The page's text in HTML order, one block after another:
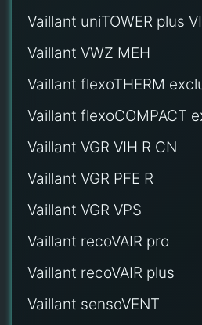
Vaillant uniTOWER plus
Vaillant VWZ MEH
Vaillant flexoTHERM
Vaillant flexoCOMPACT
Vaillant VGR VIH R CN
Vaillant VGR PFE R
Vaillant VGR VPS
Vaillant recoVAIR pro
Vaillant recoVAIR plus
Vaillant sensoVENT